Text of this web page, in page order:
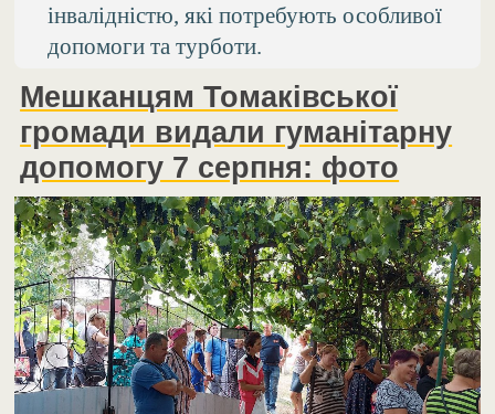
інвалідністю, які потребують особливої
допомоги та турботи.
Мешканцям Томаківської
громади видали гуманітарну
допомогу 7 серпня: фото